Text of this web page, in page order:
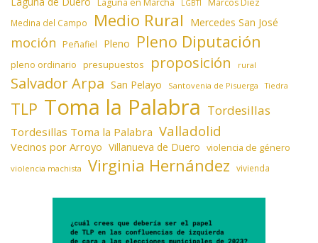
Laguna en Marcha LGBTI Marcos Díez
Medina del Campo Medio Rural Mercedes San José
moción Peñafiel Pleno Pleno Diputación
pleno ordinario presupuestos proposición rural
Salvador Arpa San Pelayo Santovenia de Pisuerga Tiedra
TLP Toma la Palabra Tordesillas
Tordesillas Toma la Palabra Valladolid
Vecinos por Arroyo Villanueva de Duero violencia de género
violencia machista Virginia Hernández vivienda